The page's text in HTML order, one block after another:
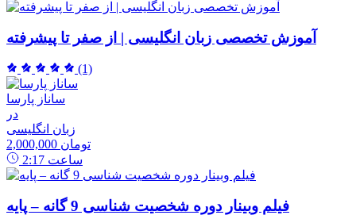
آموزش تخصصی زبان انگلیسی | از صفر تا پیشرفته
(1)
ساناز پارسا
در
زبان انگلیسی
2,000,000 تومان
2:17 ساعت
فیلم وبینار دوره شخصیت شناسی 9 گانه – پایه